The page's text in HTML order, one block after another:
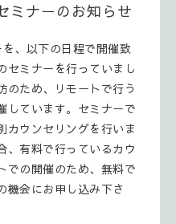
ミナーのお知らせ
、以下の日程で開催致
セミナーを行っていまし
のため、リモートで行う
しています。セミナーで
カウンセリングを行いま
、有料で行っているカウ
での開催のため、無料で
機会にお申し込み下さ